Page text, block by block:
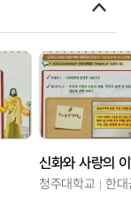
신화와 사랑의
청주대학교 한